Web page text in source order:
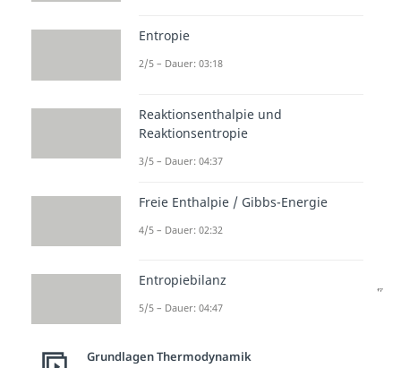
Wärmeübergang
Dafür machen wir eine
Verdichter. Das heißt, wir haben
ein- und austretende
Massenströme sowie einen
Wärmestrom nach außen und
natürlich die irreversible
konstanten Massenstrom
Entropie
2/5 – Dauer: 03:18
Reaktionsenthalpie und
Reaktionsentropie
3/5 – Dauer: 04:37
Freie Enthalpie / Gibbs-Energie
4/5 – Dauer: 02:32
Entropiebilanz
5/5 – Dauer: 04:47
Grundlagen Thermodynamik